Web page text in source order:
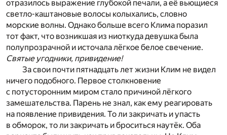
отразилось выражение глубокой печали, а её вьющиеся
светло-каштановые волосы колыхались, словно
морские волны. Однако больше всего Клима поразил
тот факт, что возникшая из ниоткуда девушка была
полупрозрачной и источала лёгкое белое свечение.
Святые угодники, привидение!
За свои почти пятнадцать лет жизни Клим не видел
ничего подобного. Первое столкновение
с потусторонним миром стало причиной лёгкого
замешательства. Парень не знал, как ему реагировать
на появление привидения. То ли закричать и упасть
в обморок, то ли закричать и броситься наутёк. Оба